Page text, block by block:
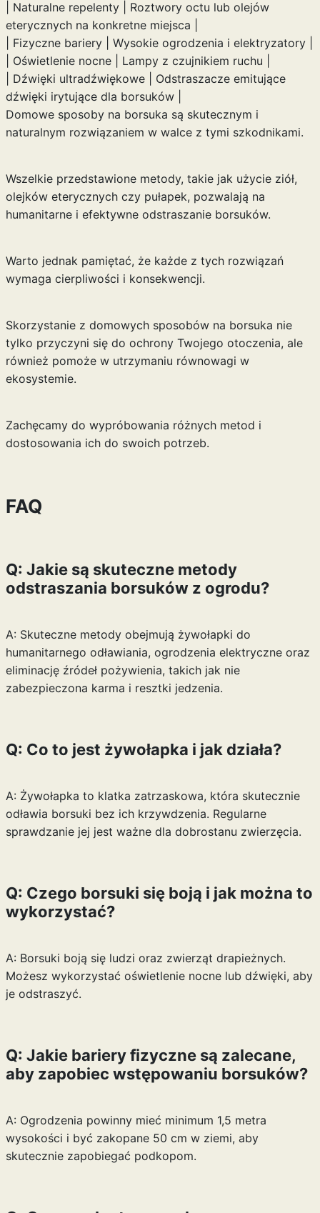
| Naturalne repelenty | Roztwory octu lub olejów
eterycznych na konkretne miejsca |
| Fizyczne bariery | Wysokie ogrodzenia i elektryzatory |
| Oświetlenie nocne | Lampy z czujnikiem ruchu |
| Dźwięki ultradźwiękowe | Odstraszacze emitujące
dźwięki irytujące dla borsuków |
Domowe sposoby na borsuka są skutecznym i
naturalnym rozwiązaniem w walce z tymi szkodnikami.
Wszelkie przedstawione metody, takie jak użycie ziół,
olejków eterycznych czy pułapek, pozwalają na
humanitarne i efektywne odstraszanie borsuków.
Warto jednak pamiętać, że każde z tych rozwiązań
wymaga cierpliwości i konsekwencji.
Skorzystanie z domowych sposobów na borsuka nie
tylko przyczyni się do ochrony Twojego otoczenia, ale
również pomoże w utrzymaniu równowagi w
ekosystemie.
Zachęcamy do wypróbowania różnych metod i
dostosowania ich do swoich potrzeb.
FAQ
Q: Jakie są skuteczne metody
odstraszania borsuków z ogrodu?
A: Skuteczne metody obejmują żywołapki do
humanitarnego odławiania, ogrodzenia elektryczne oraz
eliminację źródeł pożywienia, takich jak nie
zabezpieczona karma i resztki jedzenia.
Q: Co to jest żywołapka i jak działa?
A: Żywołapka to klatka zatrzaskowa, która skutecznie
odławia borsuki bez ich krzywdzenia. Regularne
sprawdzanie jej jest ważne dla dobrostanu zwierzęcia.
Q: Czego borsuki się boją i jak można to
wykorzystać?
A: Borsuki boją się ludzi oraz zwierząt drapieżnych.
Możesz wykorzystać oświetlenie nocne lub dźwięki, aby
je odstraszyć.
Q: Jakie bariery fizyczne są zalecane,
aby zapobiec wstępowaniu borsuków?
A: Ogrodzenia powinny mieć minimum 1,5 metra
wysokości i być zakopane 50 cm w ziemi, aby
skutecznie zapobiegać podkopom.